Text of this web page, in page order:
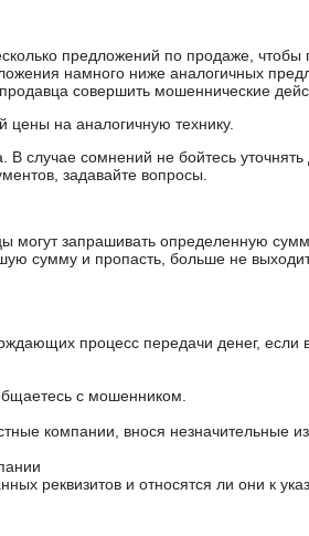
предложений по продаже,
намного ниже аналогичных
совершить мошеннические
цены на аналогичную технику.
случае сомнений не бойтесь
задавайте вопросы.
запрашивать определенную
сумму и пропасть, больше не
процесс передачи денег,
с мошенником.
компании, внося незначительные
реквизитов и относятся ли они к